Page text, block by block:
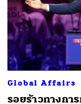
Global Affairs
รอยร้าวทางการ